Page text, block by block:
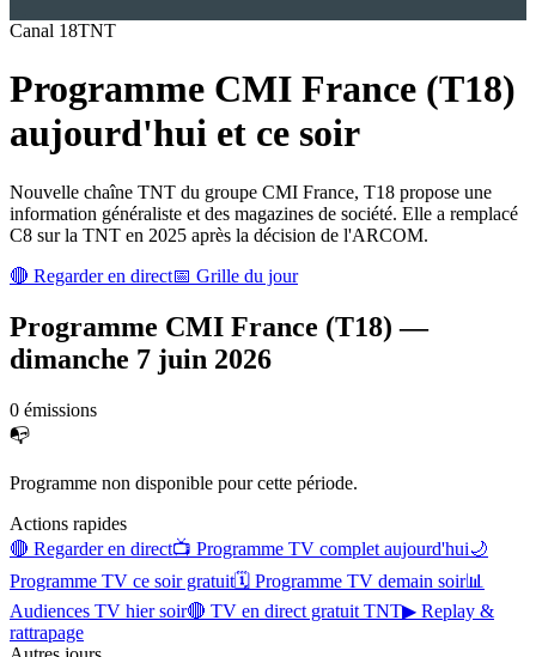
Canal 18TNT
Programme CMI France (T18)
aujourd'hui et ce soir
Nouvelle chaîne TNT du groupe CMI France, T18 propose une
information généraliste et des magazines de société. Elle a remplacé
C8 sur la TNT en 2025 après la décision de l'ARCOM.
🔴 Regarder en direct📅 Grille du jour
Programme CMI France (T18) —
dimanche 7 juin 2026
0 émissions
📭
Programme non disponible pour cette période.
Actions rapides
🔴 Regarder en direct📺 Programme TV complet aujourd'hui🌙
Programme TV ce soir gratuit🗓 Programme TV demain soir📊
Audiences TV hier soir🔴 TV en direct gratuit TNT▶ Replay &
rattrapage